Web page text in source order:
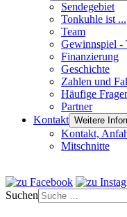
Sendegebiet
Tonkuhle ist ...
Team
Gewinnspiel -
Finanzierung
Geschichte
Zahlen und
Häufige
Partner
Kontakt Weitere
Kontakt,
Mitschnitte
Suchen